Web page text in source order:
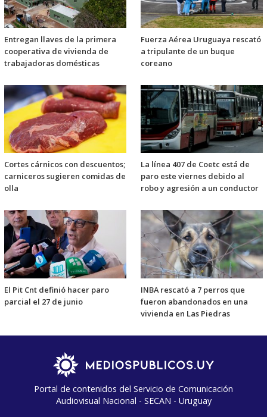
Entregan llaves de la primera
cooperativa de vivienda de
trabajadoras domésticas
Fuerza Aérea Uruguaya rescató
a tripulante de un buque
coreano
Cortes cárnicos con descuentos;
carniceros sugieren comidas de
olla
La línea 407 de Coetc está de
paro este viernes debido al
robo y agresión a un conductor
El Pit Cnt definió hacer paro
parcial el 27 de junio
INBA rescató a 7 perros que
fueron abandonados en una
vivienda en Las Piedras
Portal de contenidos del Servicio de Comunicación
Audiovisual Nacional - SECAN - Uruguay